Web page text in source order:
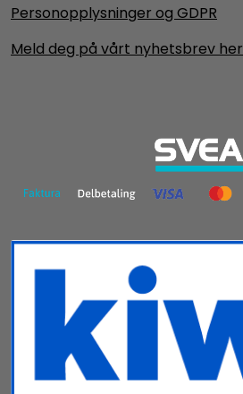
Personopplysninger og GDPR
Meld deg på vårt nyhetsbrev her